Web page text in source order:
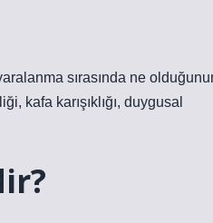
sırasında ne
kafa karışıklığı, duygusal